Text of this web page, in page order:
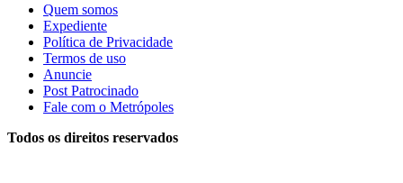
Quem somos
Expediente
Política de Privacidade
Termos de uso
Anuncie
Post Patrocinado
Fale com o Metrópoles
Todos os direitos reservados